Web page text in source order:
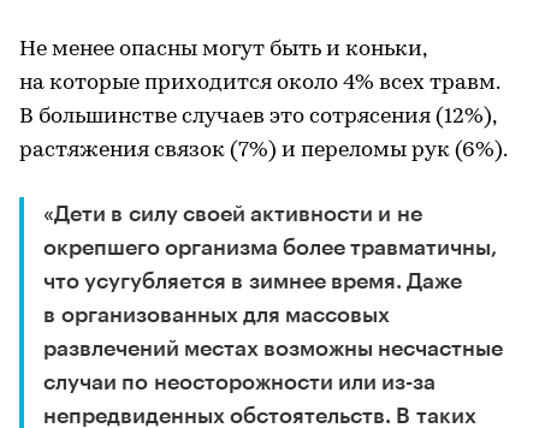
Не менее опасны могут быть и коньки,
на которые приходится около 4% всех травм.
В большинстве случаев это сотрясения (12%),
растяжения связок (7%) и переломы рук (6%).
«Дети в силу своей активности и не
окрепшего организма более травматичны,
что усугубляется в зимнее время. Даже
в организованных для массовых
развлечений местах возможны несчастные
случаи по неосторожности или из-за
непредвиденных обстоятельств. В таких